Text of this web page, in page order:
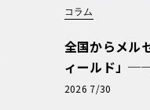
コラム
全国からメル
ィールド」
と、プロがフ
2026 7/30